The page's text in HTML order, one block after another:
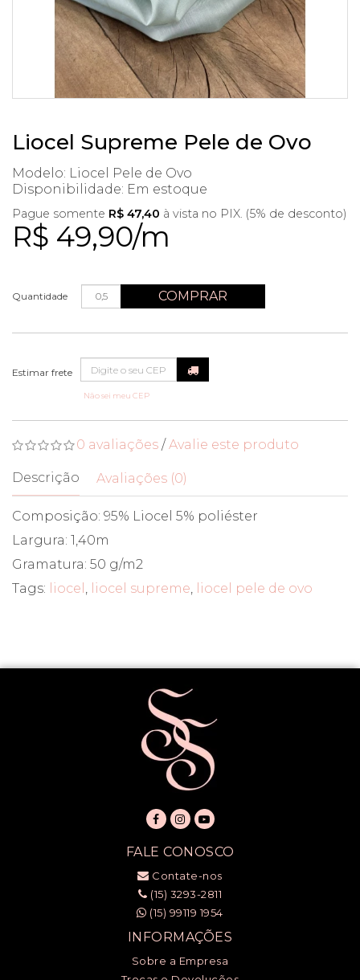
Liocel Supreme Pele de Ovo
Modelo: Liocel Pele de Ovo
Disponibilidade: Em estoque
R$ 49,90/m
Pague somente R$ 47,40 à vista no PIX. (5% de desconto)
Quantidade COMPRAR
Não sei meu CEP
0 avaliações /Avalie este produto
Descrição Avaliações (0)
Composição: 95% Liocel 5% poliéster
Largura: 1,40m
Gramatura: 50 g/m2
Tags: liocel , liocel supreme, liocel pele de ovo
FALE CONOSCO
Contate-nos
(15) 3293-2811
(15) 99119 1954
INFORMAÇÕES
Sobre a Empresa